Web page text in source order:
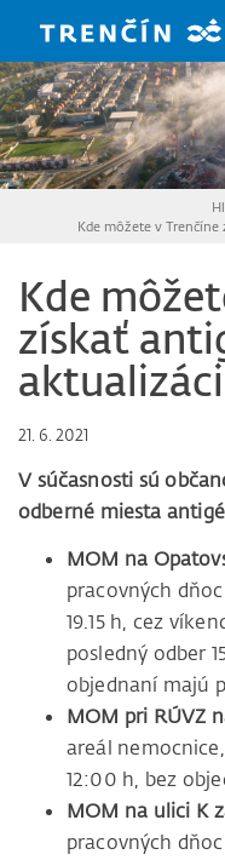
Kde môžete v
Kde
získať
21. 6. 2021
V súčasnosti sú
odberné miesta
MOM na
pracovných
19.15 h, cez
posledný odber
objednaní majú
MOM pri RÚVZ
areál
12:00 h, bez
MOM na ulici K
pracovných